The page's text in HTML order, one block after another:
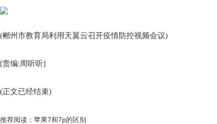
(郴州市教育局利用天翼云召开疫情防控视频会议)
[责编:周听听]
(正文已经结束)
推荐阅读： 苹果7和7p的区别